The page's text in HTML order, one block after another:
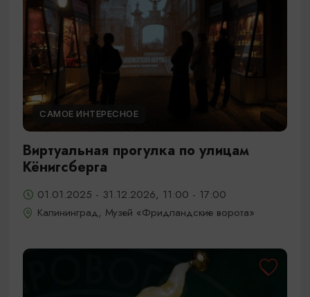
САМОЕ ИНТЕРЕСНОЕ
Виртуальная прогулка по улицам
Кёнигсберга
01.01.2025 - 31.12.2026, 11:00 - 17:00
Калининград, Музей «Фридландские ворота»